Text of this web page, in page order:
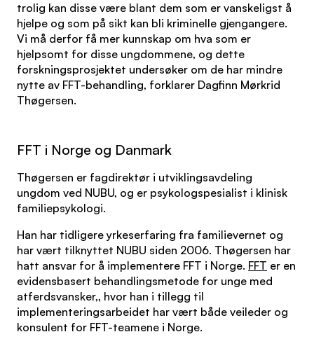
trolig kan disse være blant dem som er vanskeligst å
hjelpe og som på sikt kan bli kriminelle gjengangere.
Vi må derfor få mer kunnskap om hva som er
hjelpsomt for disse ungdommene, og dette
forskningsprosjektet undersøker om de har mindre
nytte av FFT-behandling, forklarer Dagfinn Mørkrid
Thøgersen.
FFT i Norge og Danmark
Thøgersen er fagdirektør i utviklingsavdeling
ungdom ved NUBU, og er psykologspesialist i klinisk
familiepsykologi.
Han har tidligere yrkeserfaring fra familievernet og
har vært tilknyttet NUBU siden 2006. Thøgersen har
hatt ansvar for å implementere FFT i Norge. FFT er en
evidensbasert behandlingsmetode for unge med
atferdsvansker,, hvor han i tillegg til
implementeringsarbeidet har vært både veileder og
konsulent for FFT-teamene i Norge.